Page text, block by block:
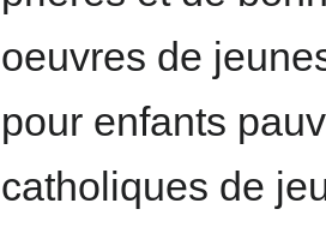
oeuvres de
pour enfants
catholiques de